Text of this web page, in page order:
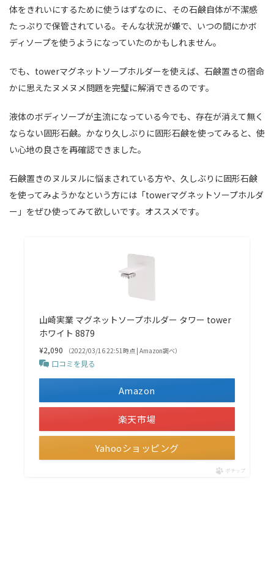
体をきれいにするために使うはずなのに、その石鹸自体が不潔感
たっぷりで保管されている。そんな状況が嫌で、いつの間にかボ
ディソープを使うようになっていたのかもしれません。
でも、towerマグネットソープホルダーを使えば、石鹸置きの宿命
かに思えたヌメヌメ問題を完璧に解消できるのです。
液体のボディソープが主流になっている今でも、存在が消えて無く
ならない固形石鹸。かなり久しぶりに固形石鹸を使ってみると、使
い心地の良さを再確認できました。
石鹸置きのヌルヌルに悩まされている方や、久しぶりに固形石鹸
を使ってみようかなという方には「towerマグネットソープホルダ
ー」をぜひ使ってみて欲しいです。オススメです。
山崎実業 マグネットソープホルダー タワー tower
ホワイト 8879
¥2,090 （2022/03/16 22:51時点 | Amazon調べ）
口コミを見る
Amazon
楽天市場
Yahooショッピング
ポチップ